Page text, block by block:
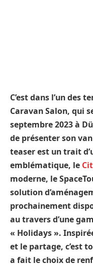
C’est dans l’un des
Caravan Salon, qui
septembre 2023 à
de présenter son
teaser est un trait
emblématique, le
moderne, le
solution
prochainement
au travers d’une
« Holidays ».
et le partage, c’est
a fait le choix de